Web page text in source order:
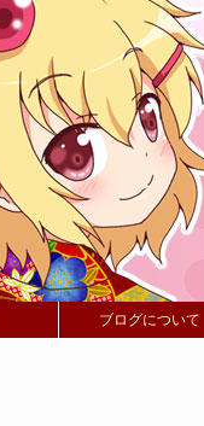
ブログについて